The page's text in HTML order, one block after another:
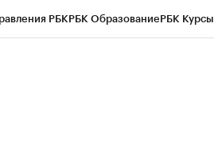
РБКРБК ОбразованиеРБК Курсы